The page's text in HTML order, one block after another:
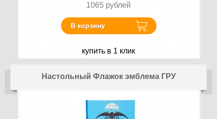
1065 рублей
В корзину
купить в 1 клик
Настольный Флажок эмблема ГРУ